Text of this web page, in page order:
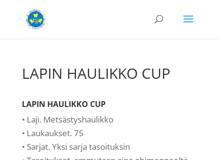
LAPIN HAULIKKO CUP
LAPIN HAULIKKO CUP
• Laji. Metsästyshaulikko
• Laukaukset. 75
• Sarjat. Yksi sarja tasoituksin